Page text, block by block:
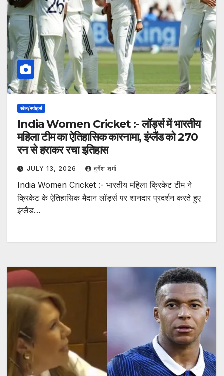
खेल/स्पोर्ट्स
India Women Cricket :- लॉर्ड्स में भारतीय
महिला टीम का ऐतिहासिक कारनामा, इंग्लैंड को 270
रन से हराकर रचा इतिहास
JULY 13, 2026 दुर्गेश शर्मा
India Women Cricket :- भारतीय महिला क्रिकेट टीम ने
क्रिकेट के ऐतिहासिक मैदान लॉर्ड्स पर शानदार प्रदर्शन करते हुए
इंग्लैंड…